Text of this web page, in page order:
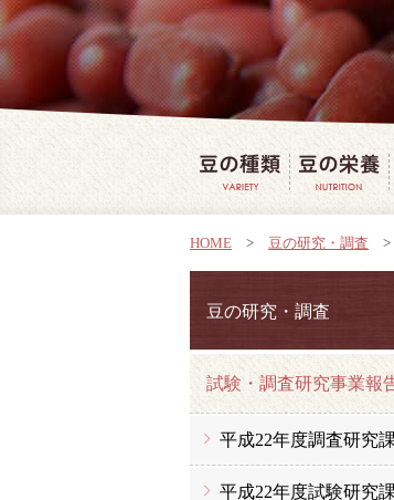
HOME > 豆の研究・調査 >
豆の研究・調査
試験・調査研究事業報
平成22年度調査研究
平成22年度試験研究